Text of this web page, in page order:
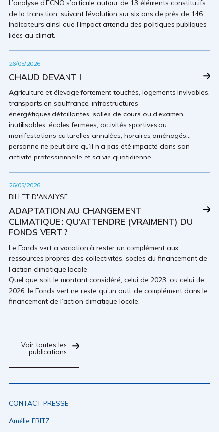
L’analyse d’ECNO s’articule autour de 13 éléments constitutifs
de la transition, suivant l’évolution sur six ans de près de 146
indicateurs ainsi que l’impact attendu des politiques publiques
liées au climat.
26/06/2026
CHAUD DEVANT !
Agriculture et élevage fortement touchés, logements invivables,
transports en souffrance, infrastructures
énergétiques défaillantes, salles de cours ou d’examen
inutilisables, écoles fermées, activités sportives ou
manifestations culturelles annulées, horaires aménagés…
personne ne peut dire qu’il n’a pas été impacté dans son
activité professionnelle et sa vie quotidienne.
26/06/2026
BILLET D'ANALYSE
ADAPTATION AU CHANGEMENT
CLIMATIQUE : QU’ATTENDRE (VRAIMENT) DU
FONDS VERT ?
Le Fonds vert a vocation à rester un complément aux
ressources propres des collectivités, socles du financement de
l’action climatique locale
Quel que soit le montant considéré, celui de 2023, ou celui de
2026, le Fonds vert ne reste qu’un outil de complément dans le
financement de l’action climatique locale.
Voir toutes les
publications
CONTACT PRESSE
Amélie FRITZ